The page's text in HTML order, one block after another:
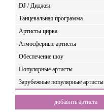
DJ / Диджеи
Танцевальная программа
Артисты цирка
Атмосферные артисты
Обеспечение шоу
Популярные артисты
Зарубежные популярные артисты
добавить артиста